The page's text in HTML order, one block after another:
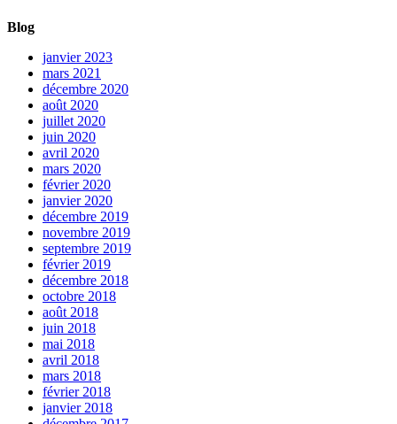
Blog
janvier 2023
mars 2021
décembre 2020
août 2020
juillet 2020
juin 2020
avril 2020
mars 2020
février 2020
janvier 2020
décembre 2019
novembre 2019
septembre 2019
février 2019
décembre 2018
octobre 2018
août 2018
juin 2018
mai 2018
avril 2018
mars 2018
février 2018
janvier 2018